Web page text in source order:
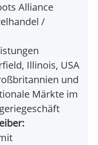
Alliance
/
Illinois, USA
und
Märkte im